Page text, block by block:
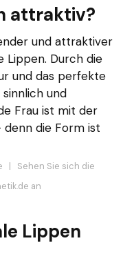
attraktiv?
und attraktiver
Lippen. Durch die
und das perfekte
und
Frau ist mit der
die Form ist
| Sehen Sie sich die
an
Lippen